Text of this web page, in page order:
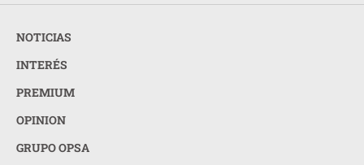
NOTICIAS
INTERÉS
PREMIUM
OPINION
GRUPO OPSA